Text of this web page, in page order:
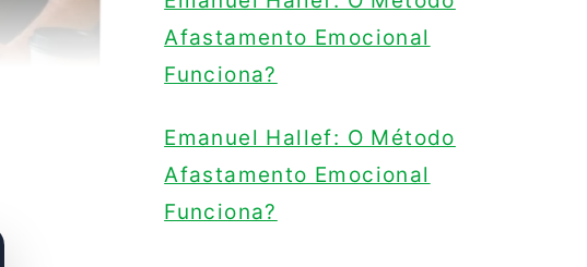
Afastamento Emocional
Funciona?
Emanuel Hallef: O Método
Afastamento Emocional
Funciona?